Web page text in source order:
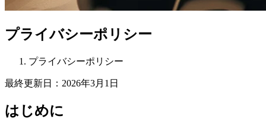
プライバシーポリシー
プライバシーポリシー
最終更新日：2026年3月1日
はじめに